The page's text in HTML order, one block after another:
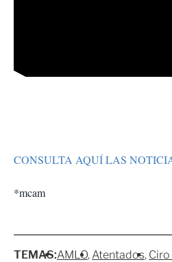
CONSULTA AQUÍ LAS
*mcam
TEMAS:AMLO Atentados Ciro